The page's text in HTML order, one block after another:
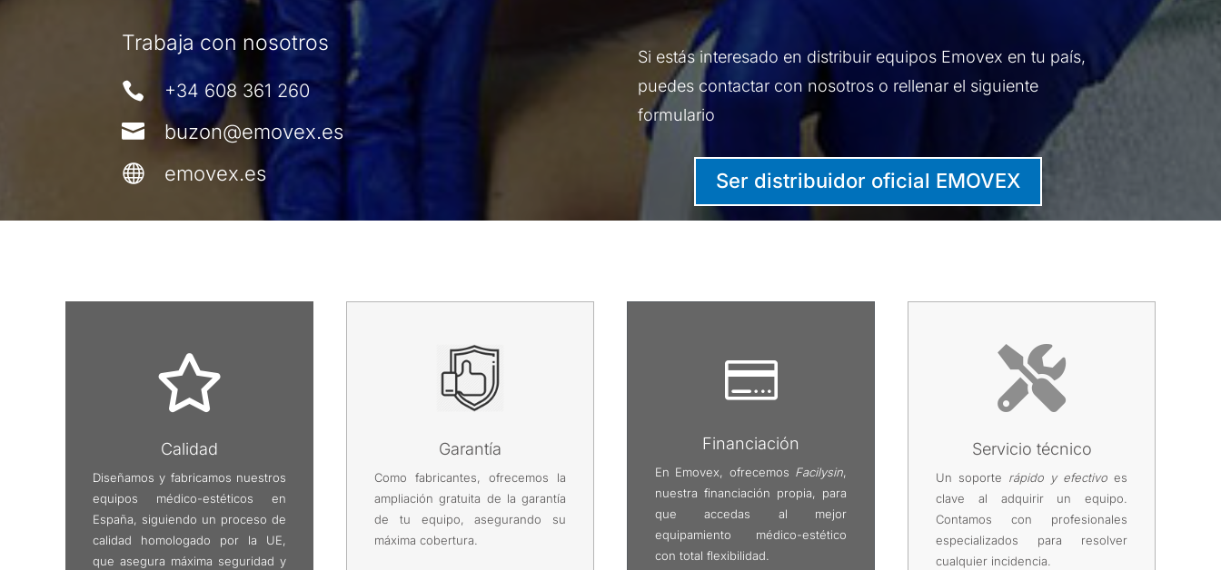
Trabaja con nosotros
 +34 608 361 260
 buzon@emovex.es
 emovex.es
Si estás interesado en distribuir equipos Emovex en tu país,
puedes contactar con nosotros o rellenar el siguiente
formulario
Ser distribuidor oficial EMOVEX

Calidad
Diseñamos y fabricamos nuestros
equipos médico-estéticos en
España, siguiendo un proceso de
calidad homologado por la UE,
que asegura máxima seguridad y
Garantía
Como fabricantes, ofrecemos la
ampliación gratuita de la garantía
de tu equipo, asegurando su
máxima cobertura.

Financiación
En Emovex, ofrecemos Facilysin,
nuestra financiación propia, para
que accedas al mejor
equipamiento médico-estético
con total flexibilidad.

Servicio técnico
Un soporte rápido y efectivo es
clave al adquirir un equipo.
Contamos con profesionales
especializados para resolver
cualquier incidencia.